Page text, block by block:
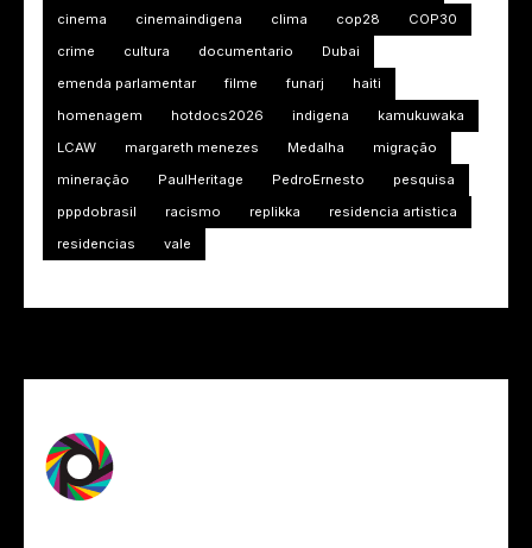
cinema
cinemaindigena clima cop28
COP30
crime
cultura documentario
Dubai
emenda parlamentar
filme funarj
haiti
homenagem
hotdocs2026 indigena
kamukuwaka
LCAW
margareth menezes Medalha
migração
mineração
PaulHeritage PedroErnesto
pesquisa
pppdobrasil
racismo replikka
residencia artistica
residencias
vale